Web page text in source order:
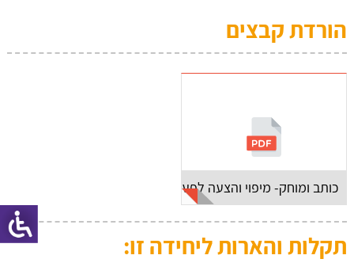
הורדת קבצים
כותב ומוחק- מיפוי והצעה לפעילות
תקלות והארות ליחידה זו: